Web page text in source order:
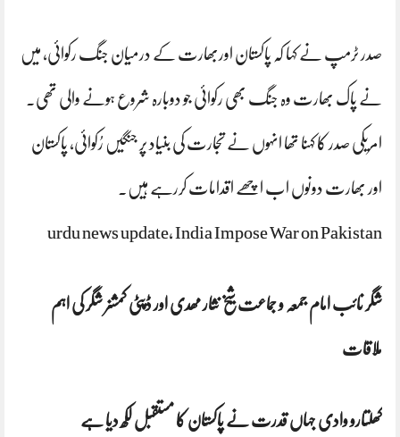
صدر ٹرمپ نے کہا کہ پاکستان اوربھارت کے درمیان جنگ رکوائی، میں
نے پاک بھارت وہ جنگ بھی رکوائی جو دوبارہ شروع ہونے والی تھی۔
امریکی صدر کا کہنا تھا انہوں نے تجارت کی بنیاد پر جنگیں رُکوائی، پاکستان
اور بھارت دونوں اب اچھے اقدامات کررہے ہیں۔
urdu news update, India Impose War on Pakistan
شگر نائب امام جمعہ و جماعت شیخ نثار مھدی اور ڈپٹی کمشنر شگر کی اہم
ملاقات
کھلتارو وادی جہاں قدرت نے پاکستان کا مستقبل لکھ دیا ہے